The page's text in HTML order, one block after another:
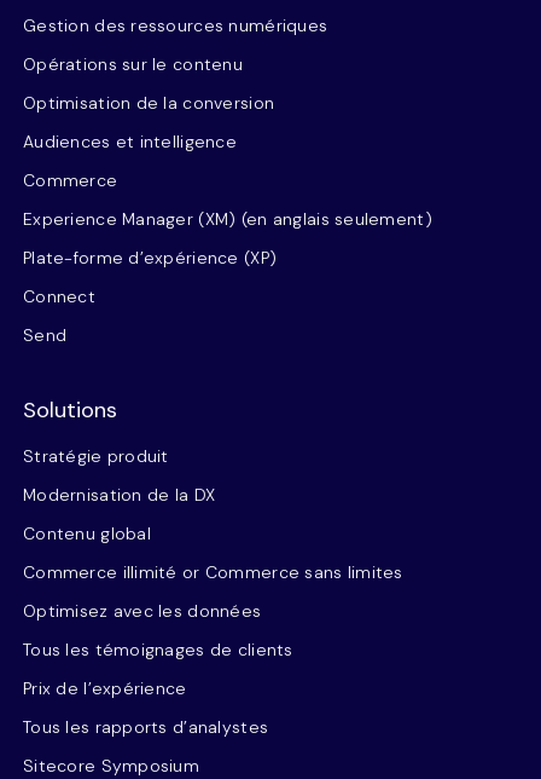
Gestion des ressources numériques
Opérations sur le contenu
Optimisation de la conversion
Audiences et intelligence
Commerce
Experience Manager (XM) (en anglais seulement)
Plate-forme d’expérience (XP)
Connect
Send
Solutions
Stratégie produit
Modernisation de la DX
Contenu global
Commerce illimité or Commerce sans limites
Optimisez avec les données
Tous les témoignages de clients
Prix de l’expérience
Tous les rapports d’analystes
Sitecore Symposium